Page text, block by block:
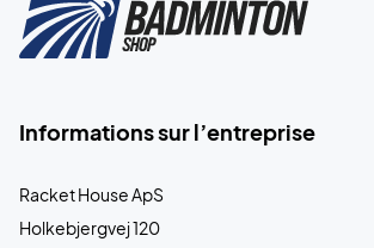
Informations sur l’entreprise
Racket House ApS
Holkebjergvej 120